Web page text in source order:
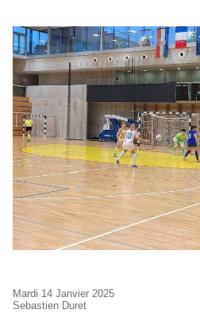
Mardi 14 Janvier 2025
Sebastien Duret